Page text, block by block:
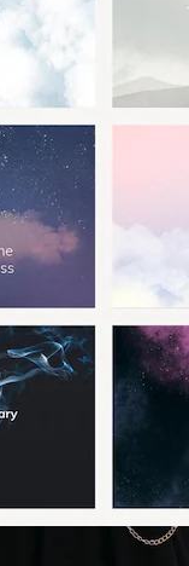
ティブ制作を導くため
クリエイター、企業、
2026Freepik Company